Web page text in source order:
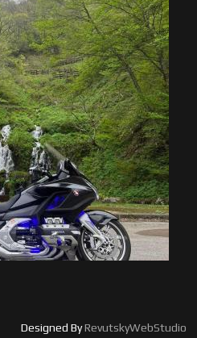
Designed ByRevutskyWebStudio